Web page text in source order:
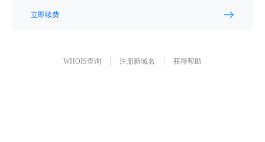
立即续费
WHOIS查询 注册新域名 获得帮助